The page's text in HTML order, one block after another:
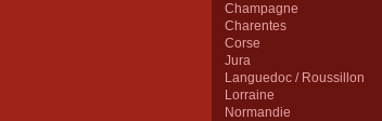
Champagne
Charentes
Corse
Jura
Languedoc / Roussillon
Lorraine
Normandie